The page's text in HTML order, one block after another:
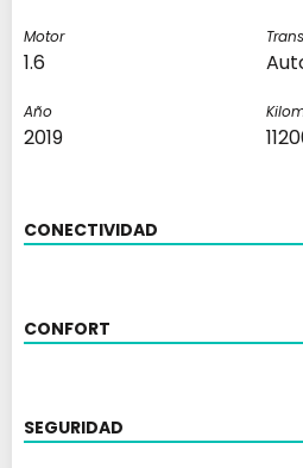
Motor
1.6
Año
2019
CONECTIVIDAD
CONFORT
SEGURIDAD